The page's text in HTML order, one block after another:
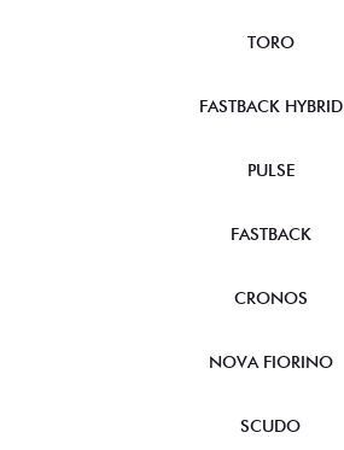
TORO
FASTBACK HYBRID
PULSE
FASTBACK
CRONOS
NOVA FIORINO
SCUDO